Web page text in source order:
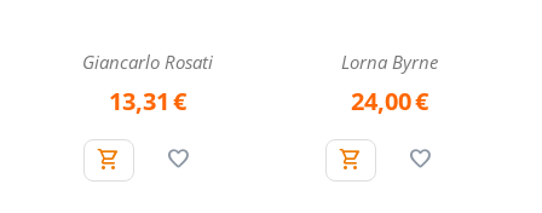
Giancarlo Rosati
13,31€
Lorna Byrne
24,00€